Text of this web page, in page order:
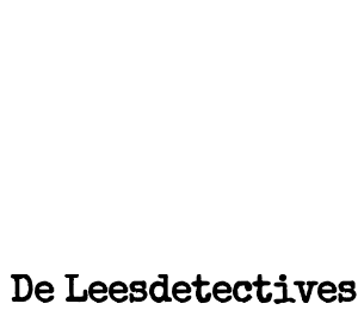
De Leesdetectives